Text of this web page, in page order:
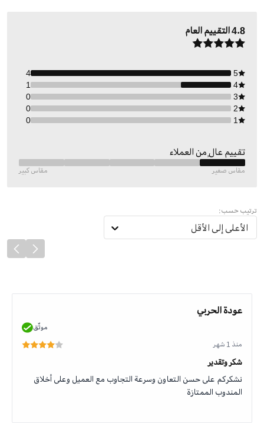
4.8التقييم العام
5
4
4
1
3
0
2
0
1
0
تقييم عالٍ من العملاء
مقاس صغير مقاس كبير
ترتيب حسب:
الأعلى إلى الأقل
عودة الحربي
موثّق
منذ 1 شهر
شكر وتقدير
نشكركم على حسن التعاون وسرعة التجاوب مع العميل وعلى أخلاق
المندوب الممتازة